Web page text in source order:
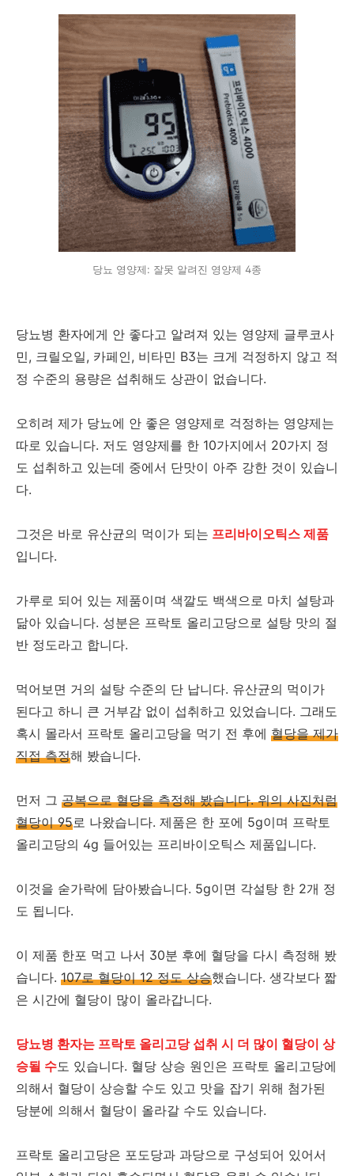
당뇨 영양제: 잘못 알려진 영양제 4종
당뇨병 환자에게 안 좋다고 알려져 있는 영양제 글루코사
민, 크릴오일, 카페인, 비타민 B3는 크게 걱정하지 않고 적
정 수준의 용량은 섭취해도 상관이 없습니다.
오히려 제가 당뇨에 안 좋은 영양제로 걱정하는 영양제는
따로 있습니다. 저도 영양제를 한 10가지에서 20가지 정
도 섭취하고 있는데 중에서 단맛이 아주 강한 것이 있습니
다.
그것은 바로 유산균의 먹이가 되는 프리바이오틱스 제품
입니다.
가루로 되어 있는 제품이며 색깔도 백색으로 마치 설탕과
닮아 있습니다. 성분은 프락토 올리고당으로 설탕 맛의 절
반 정도라고 합니다.
먹어보면 거의 설탕 수준의 단 납니다. 유산균의 먹이가
된다고 하니 큰 거부감 없이 섭취하고 있었습니다. 그래도
혹시 몰라서 프락토 올리고당을 먹기 전 후에 혈당을 제가
직접 측정해 봤습니다.
먼저 그 공복으로 혈당을 측정해 봤습니다. 위의 사진처럼
혈당이 95로 나왔습니다. 제품은 한 포에 5g이며 프락토
올리고당의 4g 들어있는 프리바이오틱스 제품입니다.
이것을 숟가락에 담아봤습니다. 5g이면 각설탕 한 2개 정
도 됩니다.
이 제품 한포 먹고 나서 30분 후에 혈당을 다시 측정해 봤
습니다. 107로 혈당이 12 정도 상승했습니다. 생각보다 짧
은 시간에 혈당이 많이 올라갑니다.
당뇨병 환자는 프락토 올리고당 섭취 시 더 많이 혈당이 상
승될 수도 있습니다. 혈당 상승 원인은 프락토 올리고당에
의해서 혈당이 상승할 수도 있고 맛을 잡기 위해 첨가된
당분에 의해서 혈당이 올라갈 수도 있습니다.
프락토 올리고당은 포도당과 과당으로 구성되어 있어서